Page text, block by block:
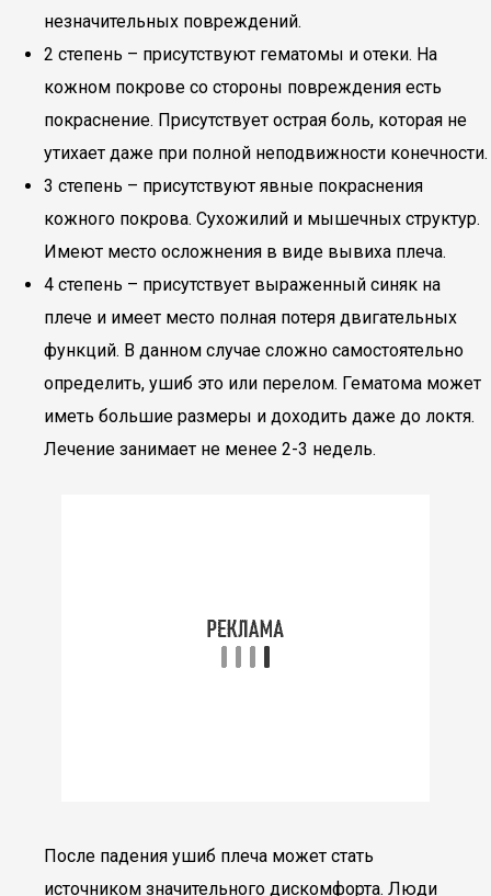
незначительных повреждений.
2 степень – присутствуют гематомы и отеки. На
кожном покрове со стороны повреждения есть
покраснение. Присутствует острая боль, которая не
утихает даже при полной неподвижности конечности.
3 степень – присутствуют явные покраснения
кожного покрова. Сухожилий и мышечных структур.
Имеют место осложнения в виде вывиха плеча.
4 степень – присутствует выраженный синяк на
плече и имеет место полная потеря двигательных
функций. В данном случае сложно самостоятельно
определить, ушиб это или перелом. Гематома может
иметь большие размеры и доходить даже до локтя.
Лечение занимает не менее 2-3 недель.
После падения ушиб плеча может стать
источником значительного дискомфорта. Люди